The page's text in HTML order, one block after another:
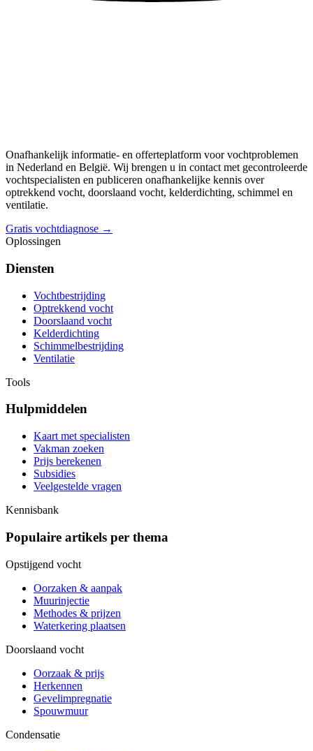
Onafhankelijk informatie- en offerteplatform voor vochtproblemen
in Nederland en België. Wij brengen u in contact met gecontroleerde
vochtspecialisten en publiceren onafhankelijke kennis over
optrekkend vocht, doorslaand vocht, kelderdichting, schimmel en
ventilatie.
Gratis vochtdiagnose →
Oplossingen
Diensten
Vochtbestrijding
Optrekkend vocht
Doorslaand vocht
Kelderdichting
Schimmelbestrijding
Ventilatie
Tools
Hulpmiddelen
Kaart met specialisten
Vakman zoeken
Prijs berekenen
Subsidies
Veelgestelde vragen
Kennisbank
Populaire artikels per thema
Opstijgend vocht
Oorzaken & aanpak
Muurinjectie
Methodes & prijzen
Waterkering plaatsen
Doorslaand vocht
Oorzaak & prijs
Herkennen
Gevelimpregnatie
Spouwmuur
Condensatie